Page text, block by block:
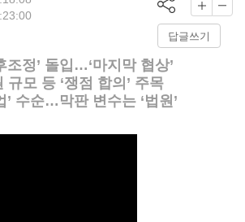
답글쓰기
조정’ 돌입…‘마지막 협상’
규모 등 ‘쟁점 합의’ 주목
’ 수순…막판 변수는 ‘법원’